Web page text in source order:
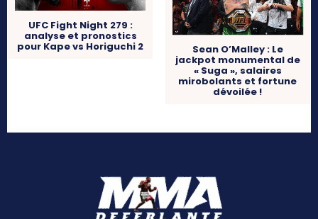
UFC Fight Night 279 :
analyse et pronostics
pour Kape vs Horiguchi 2 Sean O’Malley : Le
jackpot monumental de
« Suga », salaires
mirobolants et fortune
dévoilée !